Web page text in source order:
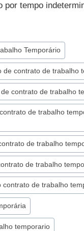
por tempo
Temporário
de contrato de trabalho
contrato de trabalho
de trabalho
de trabalho
de trabalho
contrato de trabalho
temporario